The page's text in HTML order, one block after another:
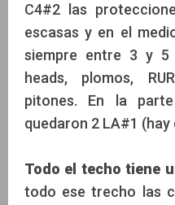
C4#2 las
escasas y en el
siempre entre 3 y 5
heads, plomos,
pitones. En la
quedaron 2 LA#1 (hay
Todo el techo tiene
todo ese trecho las